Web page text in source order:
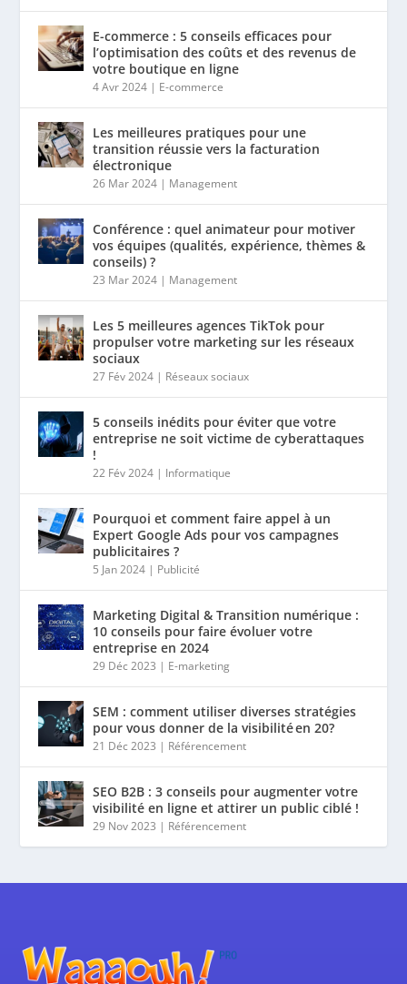
E-commerce : 5 conseils efficaces pour
l’optimisation des coûts et des revenus de
votre boutique en ligne
4 Avr 2024 | E-commerce
Les meilleures pratiques pour une
transition réussie vers la facturation
électronique
26 Mar 2024 | Management
Conférence : quel animateur pour motiver
vos équipes (qualités, expérience, thèmes &
conseils) ?
23 Mar 2024 | Management
Les 5 meilleures agences TikTok pour
propulser votre marketing sur les réseaux
sociaux
27 Fév 2024 | Réseaux sociaux
5 conseils inédits pour éviter que votre
entreprise ne soit victime de cyberattaques
!
22 Fév 2024 | Informatique
Pourquoi et comment faire appel à un
Expert Google Ads pour vos campagnes
publicitaires ?
5 Jan 2024 | Publicité
Marketing Digital & Transition numérique :
10 conseils pour faire évoluer votre
entreprise en 2024
29 Déc 2023 | E-marketing
SEM : comment utiliser diverses stratégies
pour vous donner de la visibilité en 20?
21 Déc 2023 | Référencement
SEO B2B : 3 conseils pour augmenter votre
visibilité en ligne et attirer un public ciblé !
29 Nov 2023 | Référencement